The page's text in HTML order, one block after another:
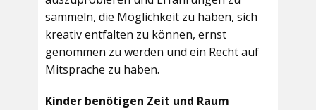
sammeln, die Möglichkeit zu haben, sich
kreativ entfalten zu können, ernst
genommen zu werden und ein Recht auf
Mitsprache zu haben.
Kinder benötigen Zeit und Raum